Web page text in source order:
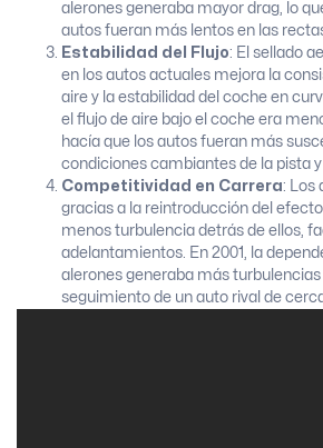
alerones generaba mayor drag, lo
autos fueran más lentos en las
Estabilidad del Flujo: El sellado
en los autos actuales mejora la
aire y la estabilidad del coche en
el flujo de aire bajo el coche era
hacía que los autos fueran más
condiciones cambiantes de la pista y
Competitividad en Carrera: Los
gracias a la reintroducción del
menos turbulencia detrás de ellos,
adelantamientos. En 2001, la
alerones generaba más turbulencias
seguimiento de un auto rival de